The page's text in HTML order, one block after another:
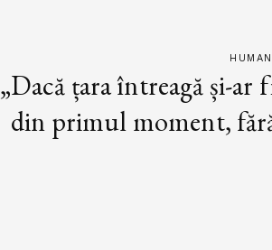
„Dacă țara întreagă și-
din primul moment,